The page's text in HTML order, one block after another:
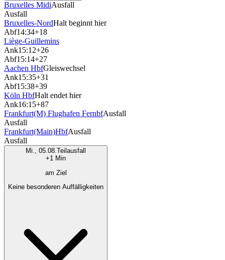
Bruxelles MidiAusfall
Ausfall
Bruxelles-NordHalt beginnt hier
Abf14:34+18
Liège-Guillemins
Ank15:12+26
Abf15:14+27
Aachen HbfGleiswechsel
Ank15:35+31
Abf15:38+39
Köln HbfHalt endet hier
Ank16:15+87
Frankfurt(M) Flughafen FernbfAusfall
Ausfall
Frankfurt(Main)HbfAusfall
Ausfall
Mi., 05.08.Teilausfall
+1 Min
am Ziel
Keine besonderen Auffälligkeiten